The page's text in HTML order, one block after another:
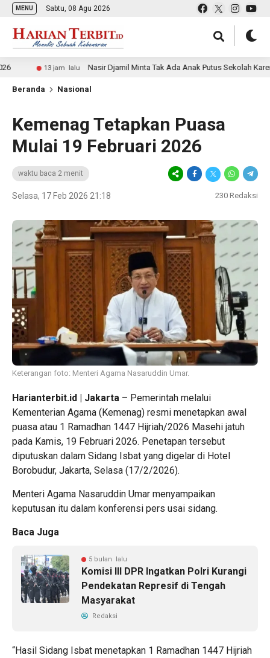
MENU Sabtu, 08 Agu 2026
13 jam lalu Nasir Djamil Minta Tak Ada Anak Putus Sekolah Karena
Beranda Nasional
Kemenag Tetapkan Puasa
Mulai 19 Februari 2026
waktu baca 2 menit
Selasa, 17 Feb 2026 21:18 230 Redaksi
Keterangan foto: Menteri Agama Nasaruddin Umar.
Harianterbit.id | Jakarta – Pemerintah melalui
Kementerian Agama (Kemenag) resmi menetapkan awal
puasa atau 1 Ramadhan 1447 Hijriah/2026 Masehi jatuh
pada Kamis, 19 Februari 2026. Penetapan tersebut
diputuskan dalam Sidang Isbat yang digelar di Hotel
Borobudur, Jakarta, Selasa (17/2/2026).
Menteri Agama Nasaruddin Umar menyampaikan
keputusan itu dalam konferensi pers usai sidang.
Baca Juga
5 bulan lalu
Komisi III DPR Ingatkan Polri Kurangi
Pendekatan Represif di Tengah
Masyarakat
Redaksi
“Hasil Sidang Isbat menetapkan 1 Ramadhan 1447 Hijriah